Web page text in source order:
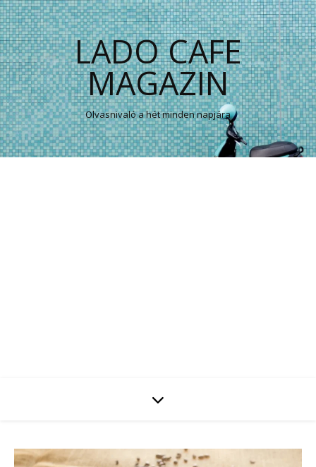
LADO CAFE
MAGAZIN
Olvasnivaló a hét minden napjára